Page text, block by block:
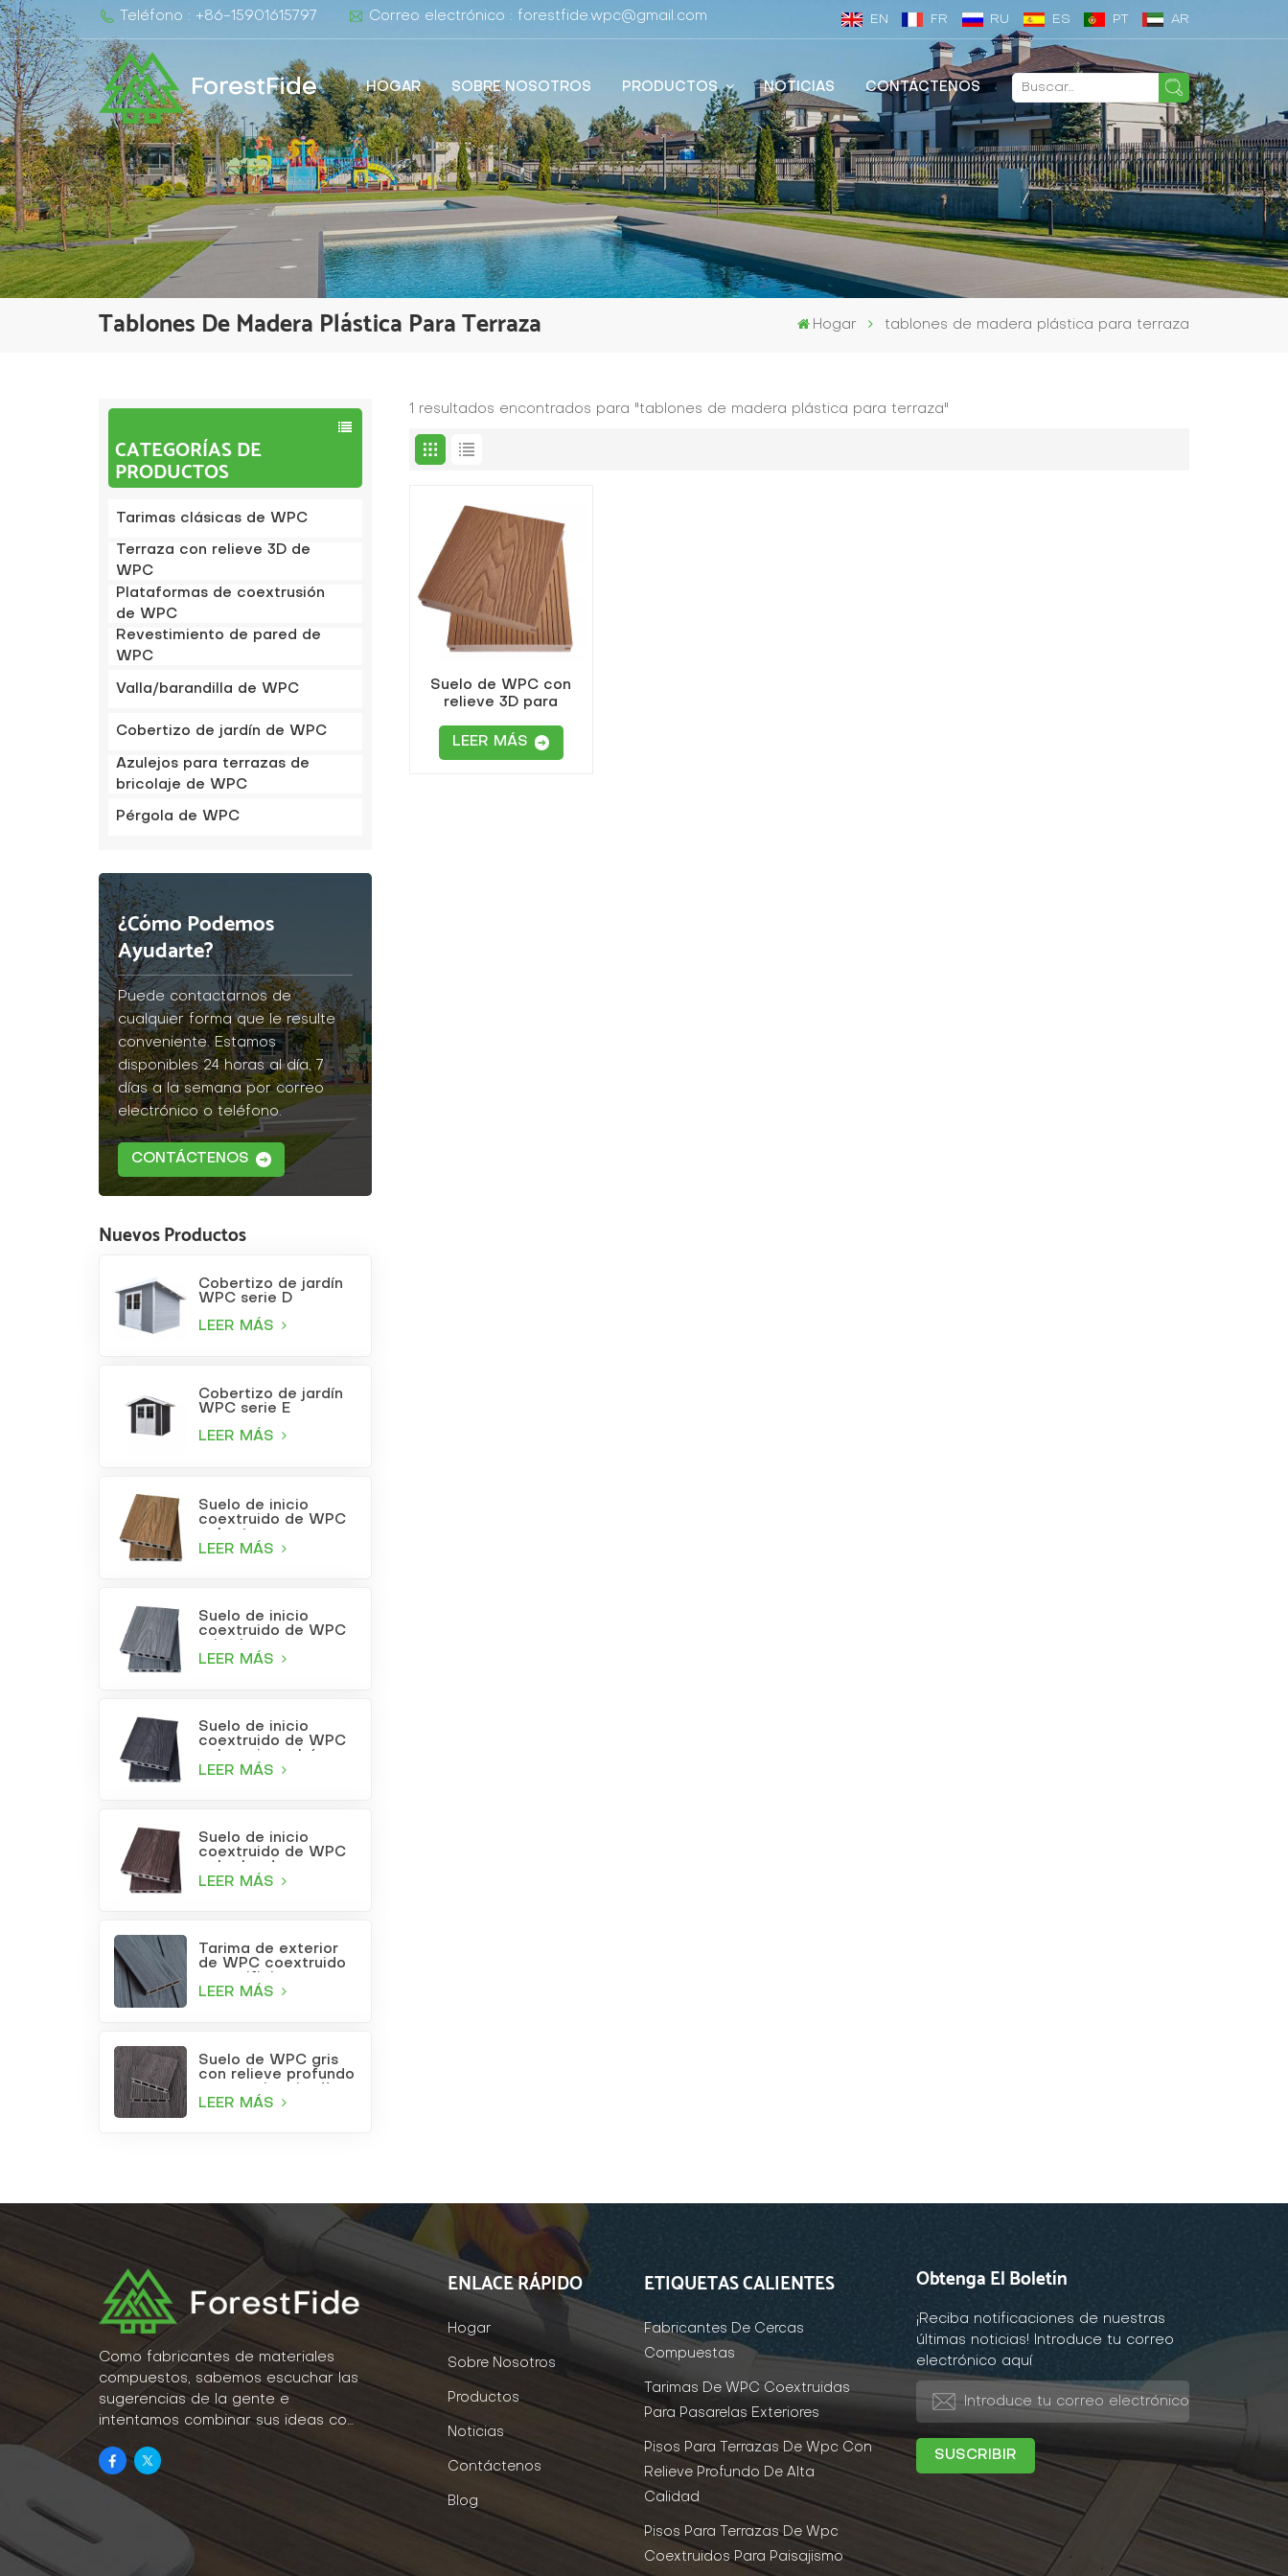
Teléfono : +86-15901615797 Correo electrónico : forestfide.wpc@gmail.com EN FR RU ES PT AR
ForestFide HOGAR SOBRE NOSOTROS PRODUCTOS NOTICIAS CONTÁCTENOS
Tablones De Madera Plástica Para Terraza Hogar tablones de madera plástica para terraza
CATEGORÍAS DE
PRODUCTOS
Tarimas clásicas de WPC
Terraza con relieve 3D de
WPC
Plataformas de coextrusión
de WPC
Revestimiento de pared de
WPC
Valla/barandilla de WPC
Cobertizo de jardín de WPC
Azulejos para terrazas de
bricolaje de WPC
Pérgola de WPC
¿Cómo Podemos
Ayudarte?
Puede contactarnos de
cualquier forma que le resulte
conveniente. Estamos
disponibles 24 horas al día, 7
días a la semana por correo
electrónico o teléfono.
CONTÁCTENOS
Nuevos Productos
Cobertizo de jardín
WPC serie D
LEER MÁS
Cobertizo de jardín
WPC serie E
LEER MÁS
Suelo de inicio
coextruido de WPC
LEER MÁS
Suelo de inicio
coextruido de WPC
LEER MÁS
Suelo de inicio
coextruido de WPC
LEER MÁS
Suelo de inicio
coextruido de WPC
LEER MÁS
Tarima de exterior
de WPC coextruido
cuadrados, color gris
LEER MÁS
Suelo de WPC gris
con relieve profundo
LEER MÁS
1 resultados encontrados para "tablones de madera plástica para terraza"
Suelo de WPC con
relieve 3D para
LEER MÁS
Como fabricantes de materiales
compuestos, sabemos escuchar las
sugerencias de la gente e
intentamos combinar sus ideas con
la realidad como parte de nuestro
estilo de vida.
ENLACE RÁPIDO
Hogar
Sobre Nosotros
Productos
Noticias
Contáctenos
Blog
ETIQUETAS CALIENTES
Fabricantes De Cercas
Compuestas
Tarimas De WPC Coextruidas
Para Pasarelas Exteriores
Pisos Para Terrazas De Wpc Con
Relieve Profundo De Alta
Calidad
Pisos Para Terrazas De Wpc
Coextruidos Para Paisajismo
Obtenga El Boletín
¡Reciba notificaciones de nuestras
últimas noticias! Introduce tu correo
electrónico aquí